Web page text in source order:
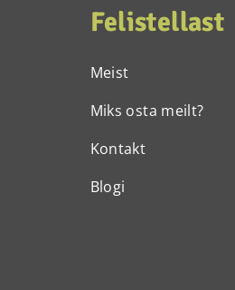
Felistellast
Meist
Miks osta meilt?
Kontakt
Blogi